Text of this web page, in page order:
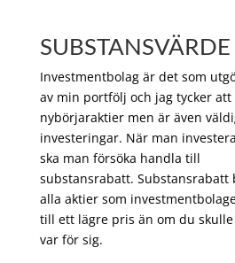
SUBSTANSVÄRDE
Investmentbolag är det som
av min portfölj och jag tycker
nybörjaraktier men är även
investeringar. När man
ska man försöka handla till
substansrabatt.
alla aktier som
till ett lägre pris än om du
var för sig.